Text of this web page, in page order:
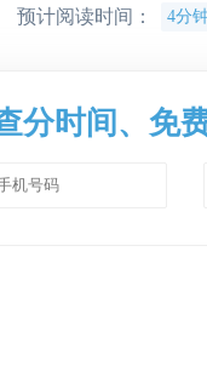
预计阅读时间： 4分
分时间、免